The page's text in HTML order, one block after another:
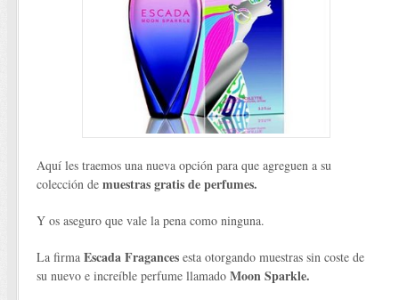
Aquí les traemos una nueva opción para que agreguen a su
colección de muestras gratis de perfumes.
Y os aseguro que vale la pena como ninguna.
La firma Escada Fragances esta otorgando muestras sin coste de
su nuevo e increíble perfume llamado Moon Sparkle.